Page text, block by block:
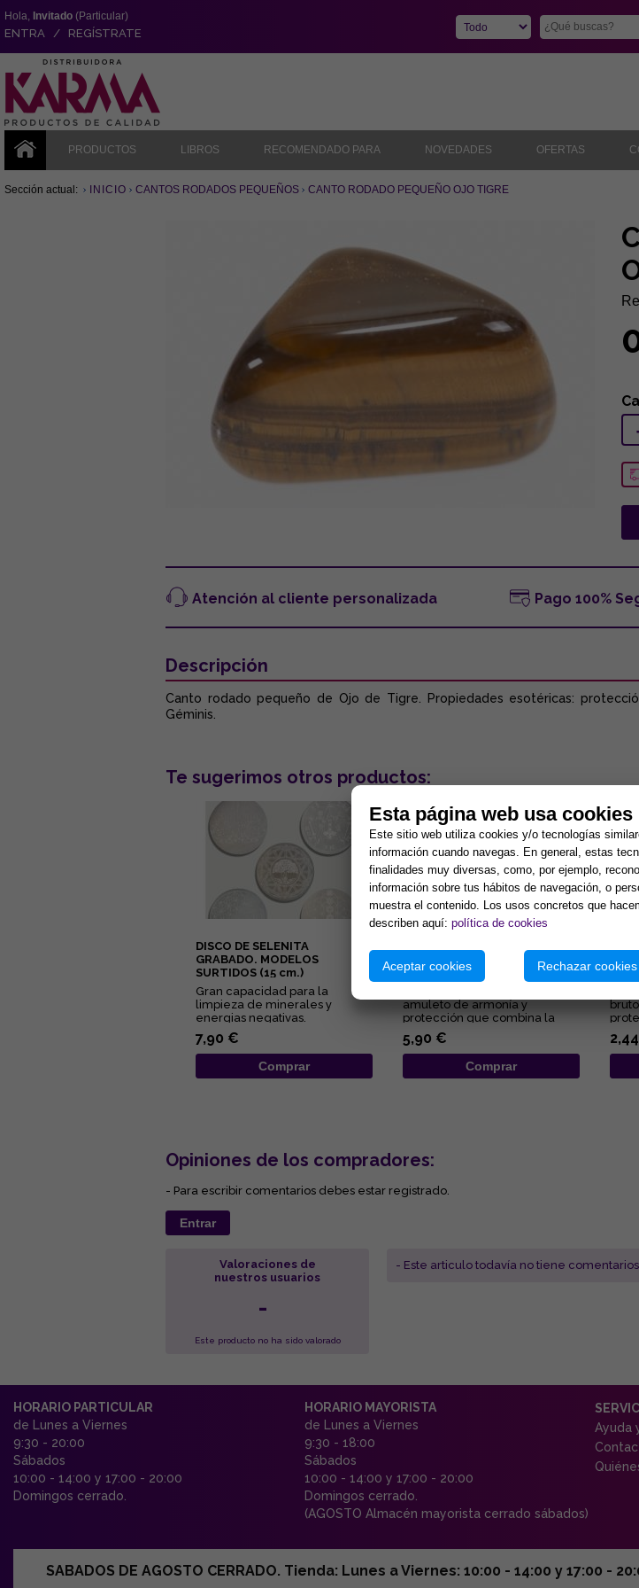
Hola, Invitado (Particular)
ENTRA / REGÍSTRATE
PRODUCTOS LIBROS RECOMENDADO PARA NOVEDADES OFERTAS
Sección actual: INICIO CANTOS RODADOS PEQUEÑOS CANTO RODADO PEQUEÑO OJO TIGRE
Atención al cliente personalizada Pago 100%
Descripción
Canto rodado pequeño de Ojo de Tigre. Propiedades esotéricas:
Géminis.
Te sugerimos otros productos:
DISCO DE SELENITA
GRABADO. MODELOS
SURTIDOS (15 cm.)
Gran capacidad para la
limpieza de minerales y
energias negativas.
Propiedades purificantes y
protectoras....
7,90 €
Comprar
7 CHAKRAS Y PUNTA MINERAL
(MINERALES SURTIDOS)
amuleto de armonía y
protección que combina la
fuerza de la naturaleza con el
poder ...
5,90 €
Comprar
de ...
Opiniones de los compradores:
- Para escribir comentarios debes estar registrado.
Entrar
Valoraciones de
nuestros usuarios
-
Este producto no ha sido valorado
- Este articulo todavía no tiene
HORARIO PARTICULAR
de Lunes a Viernes
9:30 - 20:00
Sábados
10:00 - 14:00 y 17:00 - 20:00
Domingos cerrado.
HORARIO MAYORISTA
de Lunes a Viernes
9:30 - 18:00
Sábados
10:00 - 14:00 y 17:00 - 20:00
Domingos cerrado.
(AGOSTO Almacén mayorista cerrado sábados)
Ayuda
SABADOS DE AGOSTO CERRADO. Tienda: Lunes a Viernes: 10:00 - 14:00 y 17:00 -
Esta página web usa cookies
Este sitio web utiliza cookies y/o tecnologías
información cuando navegas. En general, estas
finalidades muy diversas, como, por ejemplo,
información sobre tus hábitos de navegación, o
muestra el contenido. Los usos concretos que
describen aquí: política de cookies
Aceptar cookies Rechazar cookies